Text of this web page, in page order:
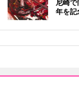
尼崎
年を記